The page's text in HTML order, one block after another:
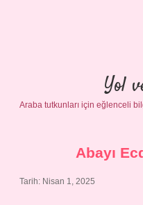
Yol
Araba tutkunları için eğlenceli
Abayı
Tarih: Nisan 1, 2025